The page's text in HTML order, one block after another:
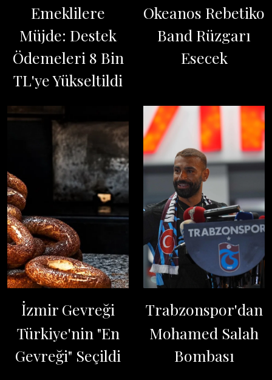
Emeklilere
Müjde: Destek
Ödemeleri 8 Bin
TL'ye Yükseltildi
Okeanos Rebetiko
Band Rüzgarı
Esecek
İzmir Gevreği
Türkiye'nin "En
Gevreği" Seçildi
Trabzonspor'dan
Mohamed Salah
Bombası